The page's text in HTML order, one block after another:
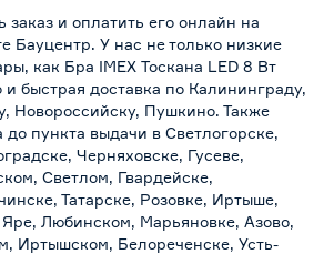
заказ и оплатить его онлайн на
Бауцентр. У нас не только низкие
как Бра IMEX Тоскана LED 8 Вт
и быстрая доставка по Калининграду,
Новороссийску, Пушкино. Также
до пункта выдачи в Светлогорске,
Черняховске, Гусеве,
Светлом, Гвардейске,
Татарске, Розовке, Иртыше,
Любинском, Марьяновке, Азово,
Иртышском, Белореченске, Усть-